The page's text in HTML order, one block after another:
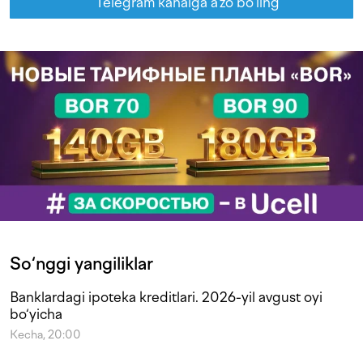
So‘nggi yangiliklar
Banklardagi ipoteka kreditlari. 2026-yil avgust oyi
bo‘yicha
Kecha, 20:00